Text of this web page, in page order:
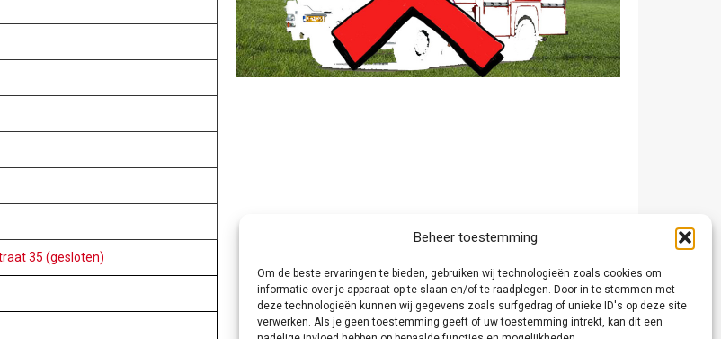
Beheer toestemming
Om de beste ervaringen te bieden, gebruiken wij technologieën zoals cookies om
informatie over je apparaat op te slaan en/of te raadplegen. Door in te stemmen met
deze technologieën kunnen wij gegevens zoals surfgedrag of unieke ID's op deze site
verwerken. Als je geen toestemming geeft of uw toestemming intrekt, kan dit een
35 (gesloten)